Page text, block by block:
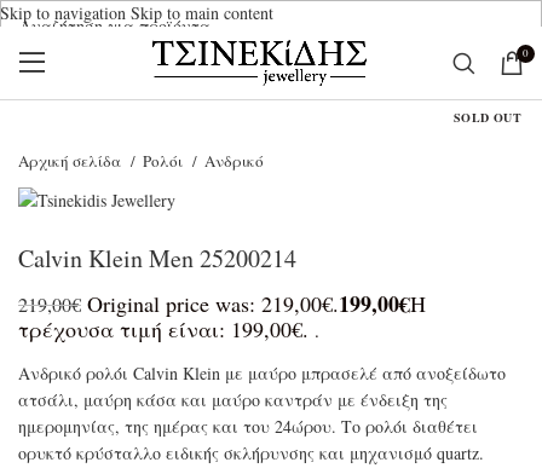
Skip to navigation Skip to main content
0
Αρχική σελίδα Ρολόι Ανδρικό
SALE
SOLD OUT
Calvin Klein Men 25200214
219,00€ Original price was: 219,00€.199,00€Η
τρέχουσα τιμή είναι: 199,00€. .
Ανδρικό ρολόι Calvin Klein με μαύρο μπρασελέ από ανοξείδωτο
ατσάλι, μαύρη κάσα και μαύρο καντράν με ένδειξη της
ημερομηνίας, της ημέρας και του 24ώρου. Το ρολόι διαθέτει
ορυκτό κρύσταλλο ειδικής σκλήρυνσης και μηχανισμό quartz.
Ξεκινήστε να γράφετε για να βρείτε τα προϊόντα που αναζητάτε.